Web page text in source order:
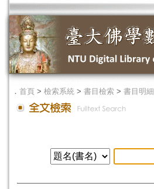
． 首頁 > 檢索系統 > 書目檢索 > 書目明細